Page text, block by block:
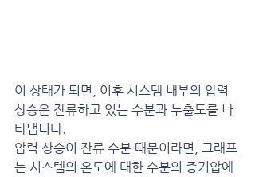
이 상태가 되면, 이후 시스템 내부의 압력
상승은 잔류하고 있는 수분과 누출도를 나
타냅니다.
압력 상승이 잔류 수분 때문이라면, 그래프
는 시스템의 온도에 대한 수분의 증기압에